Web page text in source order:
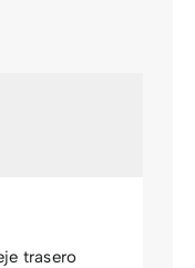
trasero